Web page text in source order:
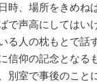
時、場所をきめね
で声高にしてはい
る人の枕もとで話
信仰の記念となる
別室で事後のこと